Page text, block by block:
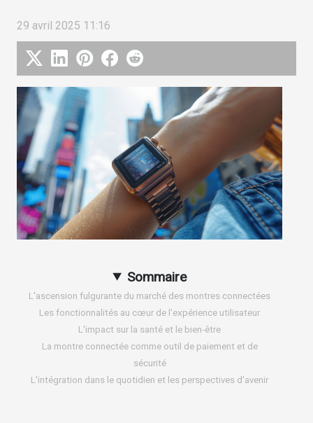
29 avril 2025 11:16
Sommaire
L'ascension fulgurante du marché des montres connectées
Les fonctionnalités au cœur de l'expérience utilisateur
L'impact sur la santé et le bien-être
La montre connectée comme outil de paiement et de
sécurité
L'intégration dans le quotidien et les perspectives d'avenir